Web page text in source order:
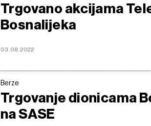
Trgovano akcijama
Bosnalijeka
03.08.2022
Berze
Trgovanje dionicama
na SASE